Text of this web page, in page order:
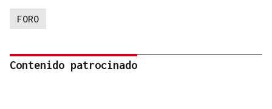
FORO
Contenido patrocinado